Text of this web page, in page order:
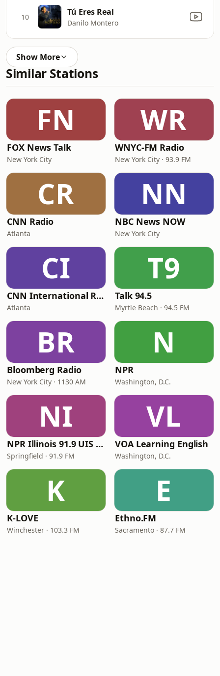
10 Tú Eres Real
Danilo Montero
Show More
Similar Stations
FN
FOX News Talk
New York City
WR
WNYC-FM Radio
New York City · 93.9 FM
CR
CNN Radio
Atlanta
NN
NBC News NOW
New York City
CI
CNN International Radio
Atlanta
T9
Talk 94.5
Myrtle Beach · 94.5 FM
BR
Bloomberg Radio
New York City · 1130 AM
N
NPR
Washington, D.C.
NI
NPR Illinois 91.9 UIS (WUIS)
Springfield · 91.9 FM
VL
VOA Learning English
Washington, D.C.
K
K-LOVE
Winchester · 103.3 FM
E
Ethno.FM
Sacramento · 87.7 FM